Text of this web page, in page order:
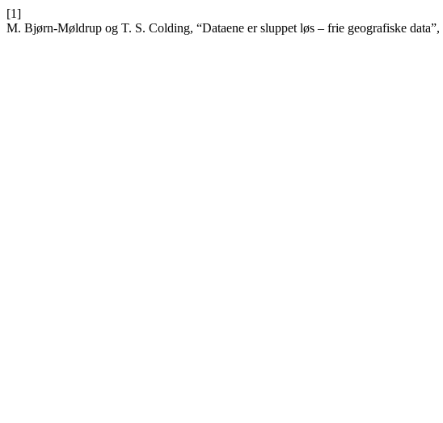
[1]
M. Bjørn-Møldrup og T. S. Colding, “Dataene er sluppet løs – frie geografiske data”,